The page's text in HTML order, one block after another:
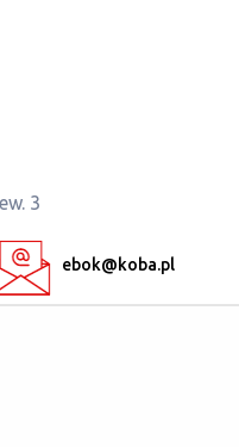
3
ebok@koba.pl